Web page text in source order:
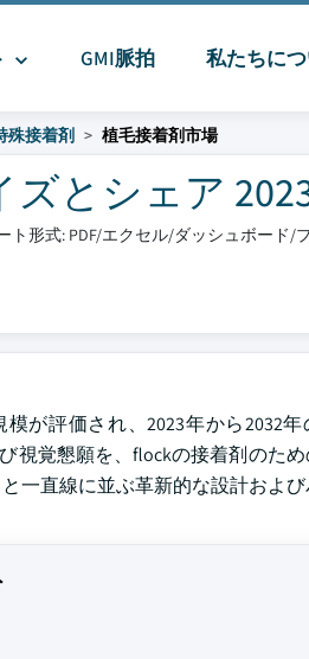
GMI脈拍 私たちに
殊接着剤 植毛接着剤市場
とシェア
ト形式: PDF/エクセル/ダッシュボード/
が評価され、2023年から2032
視覚懇願を、flockの接着剤のた
一直線に並ぶ革新的な設計およ